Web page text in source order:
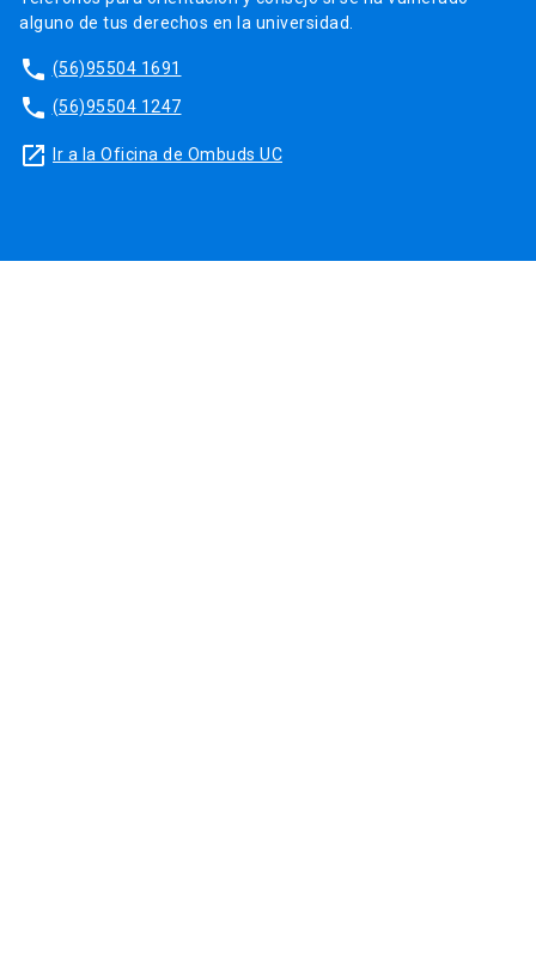
alguno de tus derechos en la universidad.
phone (56)95504 1691
phone (56)95504 1247
launch Ir a la Oficina de Ombuds UC